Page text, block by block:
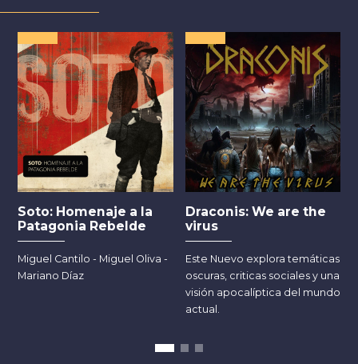
Soto: Homenaje a la
Patagonia Rebelde
Miguel Cantilo - Miguel Oliva -
Mariano Díaz
Draconis: We are the
virus
Este Nuevo explora temáticas
oscuras, criticas sociales y una
visión apocalíptica del mundo
actual.